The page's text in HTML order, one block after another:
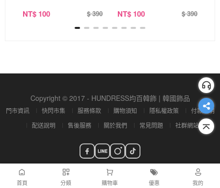
NT$ 100 $ 390 NT$ 100 $ 390
首頁 分類 購物車 優惠 我的
Copyright © 2017 - HUNDRESS均百韓飾 | 韓國飾品
門市資訊 快閃市集 服務條款 購物須知 隱私權政策
付款說明
配送說明
售後服務 關於我們 常見問題 社群網站